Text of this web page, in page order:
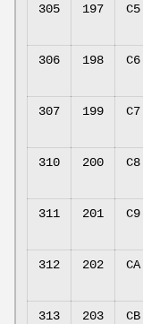
305 197 C5
306 198 C6
307 199 C7
310 200 C8
311 201 C9
312 202 CA
313 203 CB